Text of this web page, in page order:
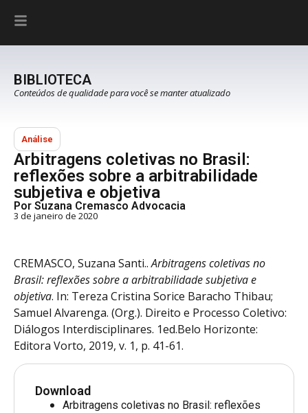
BIBLIOTECA
Conteúdos de qualidade para você se manter atualizado
Análise
Arbitragens coletivas no Brasil:
reflexões sobre a arbitrabilidade
subjetiva e objetiva
Por Suzana Cremasco Advocacia
3 de janeiro de 2020
CREMASCO, Suzana Santi..Arbitragens coletivas no
Brasil: reflexões sobre a arbitrabilidade subjetiva e
objetiva. In: Tereza Cristina Sorice Baracho Thibau;
Samuel Alvarenga. (Org.). Direito e Processo Coletivo:
Diálogos Interdisciplinares. 1ed.Belo Horizonte:
Editora Vorto, 2019, v. 1, p. 41-61.
Download
Arbitragens coletivas no Brasil: reflexões